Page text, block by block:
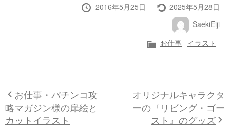
投
2016年5月25日
最
終
新
2025年5月28日
投
稿
者
SaekiEiji
カ
ー
お仕事 イラスト
お仕事・パチンコ攻
略マガジン様の扉絵と
カットイラスト
オリジナルキャラクタ
ーの『リビング・ゴー
スト』のグッズ